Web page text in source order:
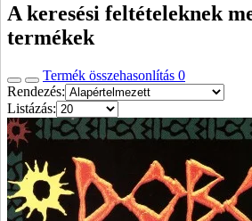
A keresési feltételeknek
termékek
Termék összehasonlítás 0
Rendezés:
Listázás: